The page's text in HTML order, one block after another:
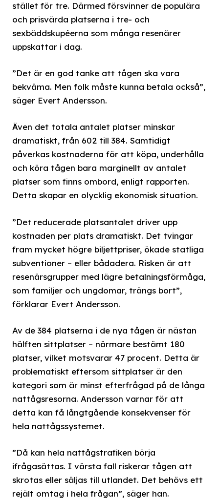
stället för tre. Därmed försvinner de populära
och prisvärda platserna i tre- och
sexbäddskupéerna som många resenärer
uppskattar i dag.
”Det är en god tanke att tågen ska vara
bekväma. Men folk måste kunna betala också”,
säger Evert Andersson.
Även det totala antalet platser minskar
dramatiskt, från 602 till 384. Samtidigt
påverkas kostnaderna för att köpa, underhålla
och köra tågen bara marginellt av antalet
platser som finns ombord, enligt rapporten.
Detta skapar en olycklig ekonomisk situation.
”Det reducerade platsantalet driver upp
kostnaden per plats dramatiskt. Det tvingar
fram mycket högre biljettpriser, ökade statliga
subventioner – eller bådadera. Risken är att
resenärsgrupper med lägre betalningsförmåga,
som familjer och ungdomar, trängs bort”,
förklarar Evert Andersson.
Av de 384 platserna i de nya tågen är nästan
hälften sittplatser – närmare bestämt 180
platser, vilket motsvarar 47 procent. Detta är
problematiskt eftersom sittplatser är den
kategori som är minst efterfrågad på de långa
nattågsresorna. Andersson varnar för att
detta kan få långtgående konsekvenser för
hela nattågssystemet.
”Då kan hela nattågstrafiken börja
ifrågasättas. I värsta fall riskerar tågen att
skrotas eller säljas till utlandet. Det behövs ett
rejält omtag i hela frågan”, säger han.